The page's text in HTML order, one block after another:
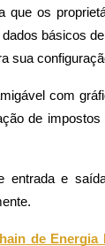
que os
básicos
sua
com
de
entrada e
de Energia